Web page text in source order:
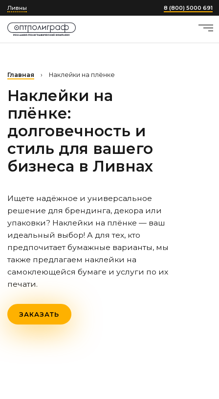
Ливны 8 (800) 5000 691
Главная › Наклейки на плёнке
Наклейки на
плёнке:
долговечность и
стиль для вашего
бизнеса в Ливнах
Ищете надёжное и универсальное
решение для брендинга, декора или
упаковки? Наклейки на плёнке — ваш
идеальный выбор! А для тех, кто
предпочитает бумажные варианты, мы
также предлагаем наклейки на
самоклеющейся бумаге и услуги по их
печати.
ЗАКАЗАТЬ